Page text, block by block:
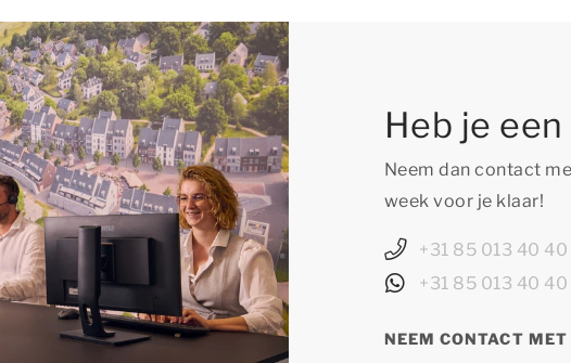
Heb je
Neem dan contact
week voor je klaar!
+31 85 013 40 40
+31 85 013 40 40
NEEM CONTACT MET